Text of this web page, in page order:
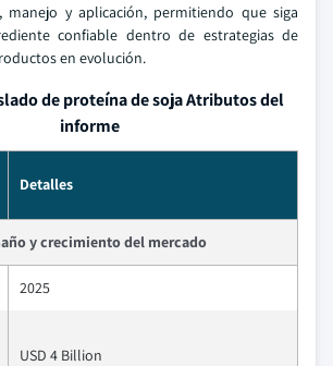
manejo y aplicación, permitiendo que siga
confiable dentro de estrategias de
en evolución.
de proteína de soja Atributos del
informe
Detalles
y crecimiento del mercado
2025
USD 4 Billion